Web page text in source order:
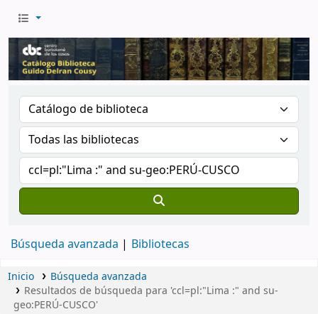
Búsqueda avanzada Bibliotecas
Inicio
Búsqueda avanzada
Resultados de búsqueda para 'ccl=pl:"Lima :" and su-
geo:PERÚ-CUSCO'